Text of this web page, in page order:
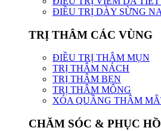
ĐIỀU TRỊ DÀY SỪNG
TRỊ THÂM CÁC VÙNG
ĐIỀU TRỊ THÂM MỤN
TRỊ THÂM NÁCH
TRỊ THÂM BẸN
TRỊ THÂM MÔNG
XÓA QUẦNG THÂM
CHĂM SÓC & PHỤC